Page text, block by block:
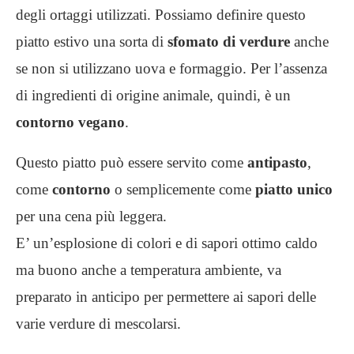
degli ortaggi utilizzati. Possiamo definire questo
piatto estivo una sorta di sfomato di verdure anche
se non si utilizzano uova e formaggio. Per l’assenza
di ingredienti di origine animale, quindi, è un
contorno vegano.
Questo piatto può essere servito come antipasto,
come contorno o semplicemente come piatto unico
per una cena più leggera.
E’ un’esplosione di colori e di sapori ottimo caldo
ma buono anche a temperatura ambiente, va
preparato in anticipo per permettere ai sapori delle
varie verdure di mescolarsi.